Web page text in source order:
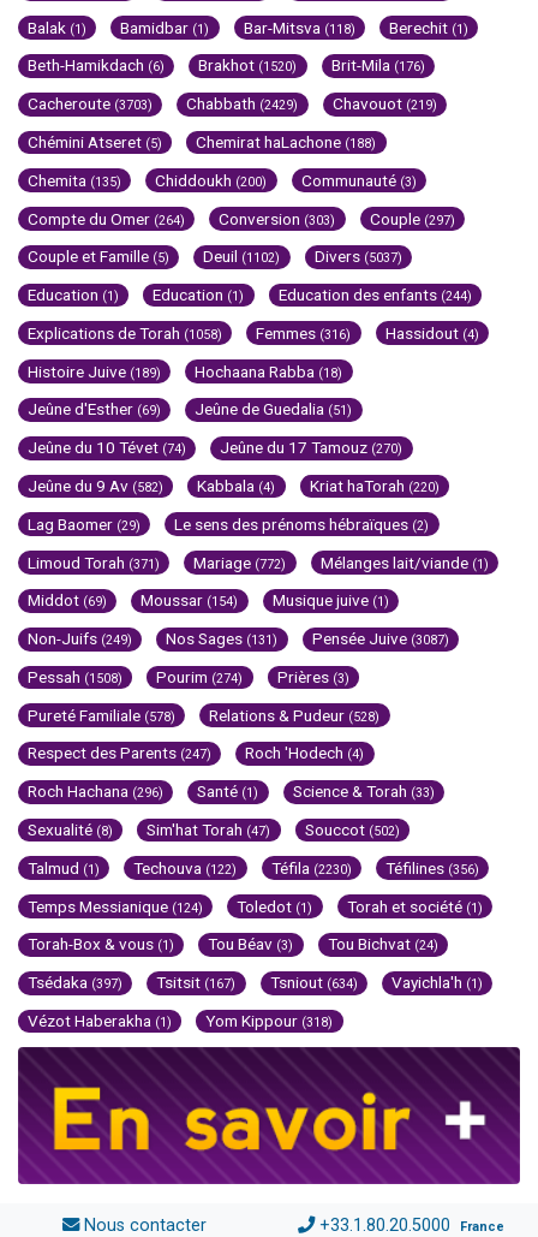
Balak (1) Bamidbar (1) Bar-Mitsva (118) Berechit (1)
Beth-Hamikdach (6) Brakhot (1520) Brit-Mila (176)
Cacheroute (3703) Chabbath (2429) Chavouot (219)
Chémini Atseret (5) Chemirat haLachone (188)
Chemita (135) Chiddoukh (200) Communauté (3)
Compte du Omer (264) Conversion (303) Couple (297)
Couple et Famille (5) Deuil (1102) Divers (5037)
Education (1) Education (1) Education des enfants (244)
Explications de Torah (1058) Femmes (316) Hassidout (4)
Histoire Juive (189) Hochaana Rabba (18)
Jeûne d'Esther (69) Jeûne de Guedalia (51)
Jeûne du 10 Tévet (74) Jeûne du 17 Tamouz (270)
Jeûne du 9 Av (582) Kabbala (4) Kriat haTorah (220)
Lag Baomer (29) Le sens des prénoms hébraïques (2)
Limoud Torah (371) Mariage (772) Mélanges lait/viande (1)
Middot (69) Moussar (154) Musique juive (1)
Non-Juifs (249) Nos Sages (131) Pensée Juive (3087)
Pessah (1508) Pourim (274) Prières (3)
Pureté Familiale (578) Relations & Pudeur (528)
Respect des Parents (247) Roch 'Hodech (4)
Roch Hachana (296) Santé (1) Science & Torah (33)
Sexualité (8) Sim'hat Torah (47) Souccot (502)
Talmud (1) Techouva (122) Téfila (2230) Téfilines (356)
Temps Messianique (124) Toledot (1) Torah et société (1)
Torah-Box & vous (1) Tou Béav (3) Tou Bichvat (24)
Tsédaka (397) Tsitsit (167) Tsniout (634) Vayichla'h (1)
Vézot Haberakha (1) Yom Kippour (318)
Nous contacter +33.1.80.20.5000 France